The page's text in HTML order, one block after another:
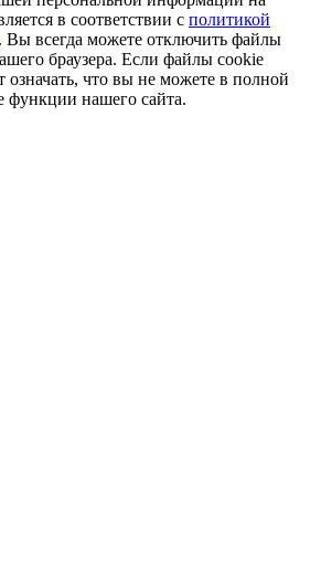
в соответствии с политикой
. Вы всегда можете отключить файлы
браузера. Если файлы cookie
что вы не можете в полной
функции нашего сайта.